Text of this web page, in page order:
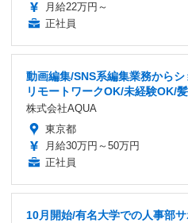
月給22万円～
正社員
動画編集/SNS系編集業務から
リモートワークOK/未経験OK/
株式会社AQUA
東京都
月給30万円～50万円
正社員
10月開始/有名大学での人事部